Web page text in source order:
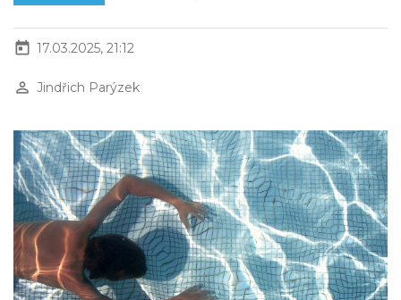
today 17.03.2025, 21:12
perm_identity Jindřich Parýzek